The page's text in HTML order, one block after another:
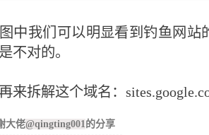
中我们可以明显看到钓鱼网站
不对的。
来拆解这个域名：
大佬@qingting001的分享